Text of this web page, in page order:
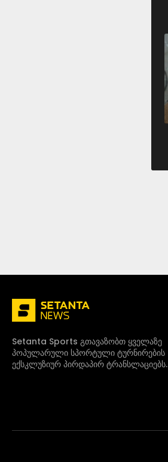
Setanta Sports გთავაზობთ ყველაზე
პოპულარული სპორტული ტურნირების
ექსკლუზიურ პირდაპირ ტრანსლაციებს.